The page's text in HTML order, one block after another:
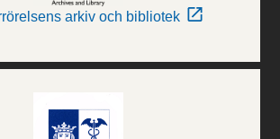
arkiv och bibliotek